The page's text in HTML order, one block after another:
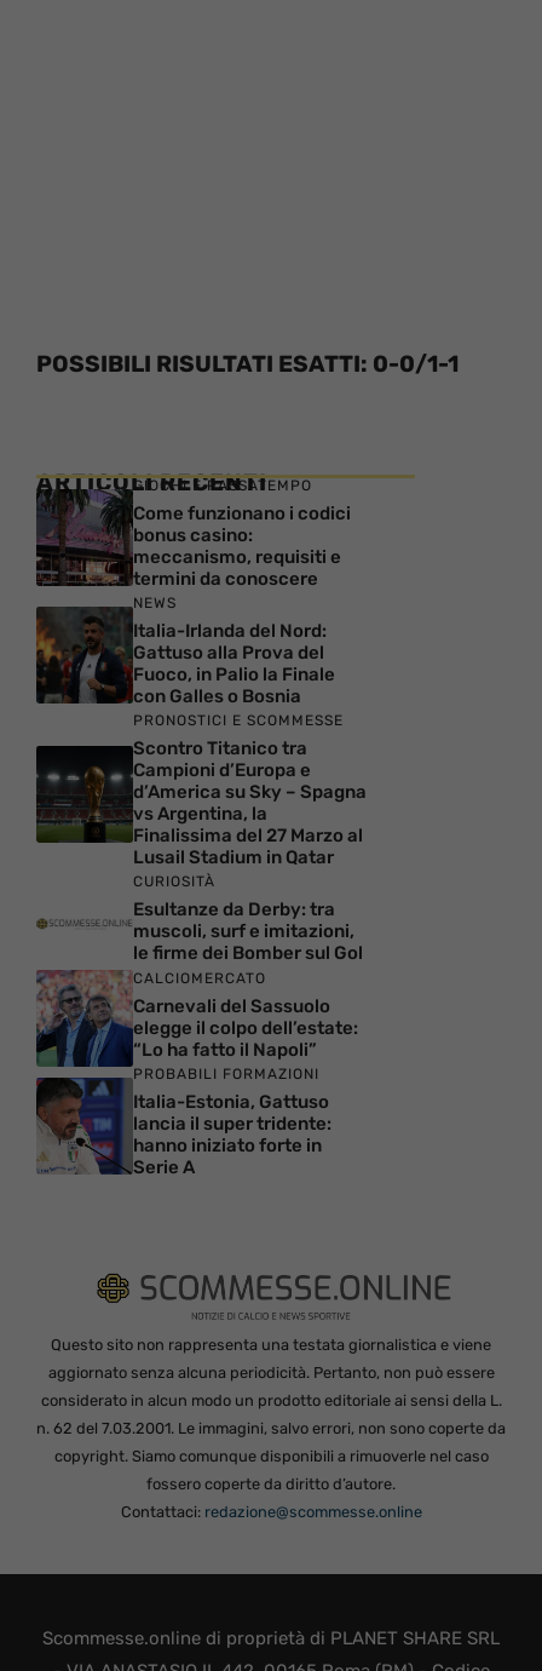
POSSIBILI RISULTATI ESATTI: 0-0/1-1
ARTICOLI RECENTI
GIOCHI E PASSATEMPO
Come funzionano i codici
bonus casino:
meccanismo, requisiti e
termini da conoscere
NEWS
Italia-Irlanda del Nord:
Gattuso alla Prova del
Fuoco, in Palio la Finale
con Galles o Bosnia
PRONOSTICI E SCOMMESSE
Scontro Titanico tra
Campioni d’Europa e
d’America su Sky – Spagna
vs Argentina, la
Finalissima del 27 Marzo al
Lusail Stadium in Qatar
CURIOSITÀ
Esultanze da Derby: tra
muscoli, surf e imitazioni,
le firme dei Bomber sul Gol
CALCIOMERCATO
Carnevali del Sassuolo
elegge il colpo dell’estate:
“Lo ha fatto il Napoli”
PROBABILI FORMAZIONI
Italia-Estonia, Gattuso
lancia il super tridente:
hanno iniziato forte in
Serie A
Questo sito non rappresenta una testata giornalistica e viene
aggiornato senza alcuna periodicità. Pertanto, non può essere
considerato in alcun modo un prodotto editoriale ai sensi della L.
n. 62 del 7.03.2001. Le immagini, salvo errori, non sono coperte da
copyright. Siamo comunque disponibili a rimuoverle nel caso
fossero coperte da diritto d’autore.
Contattaci: redazione@scommesse.online
Scommesse.online di proprietà di PLANET SHARE SRL